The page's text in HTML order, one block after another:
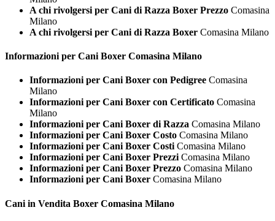
A chi rivolgersi per Cani di Razza Boxer Prezzo Comasina
Milano
A chi rivolgersi per Cani di Razza Boxer Comasina Milano
Informazioni per Cani Boxer Comasina Milano
Informazioni per Cani Boxer con Pedigree Comasina
Milano
Informazioni per Cani Boxer con Certificato Comasina
Milano
Informazioni per Cani Boxer di Razza Comasina Milano
Informazioni per Cani Boxer Costo Comasina Milano
Informazioni per Cani Boxer CostiComasina Milano
Informazioni per Cani Boxer PrezziComasina Milano
Informazioni per Cani Boxer Prezzo Comasina Milano
Informazioni per Cani Boxer Comasina Milano
Cani in Vendita Boxer Comasina Milano